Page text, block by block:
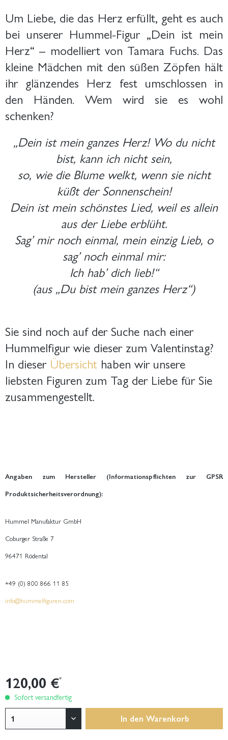
Um Liebe, die das Herz erfüllt, geht es auch
bei unserer Hummel-Figur „Dein ist mein
Herz“ – modelliert von Tamara Fuchs. Das
kleine Mädchen mit den süßen Zöpfen hält
ihr glänzendes Herz fest umschlossen in
den Händen. Wem wird sie es wohl
schenken?
„Dein ist mein ganzes Herz! Wo du nicht
bist, kann ich nicht sein,
so, wie die Blume welkt, wenn sie nicht
küßt der Sonnenschein!
Dein ist mein schönstes Lied, weil es allein
aus der Liebe erblüht.
Sag’ mir noch einmal, mein einzig Lieb, o
sag’ noch einmal mir:
Ich hab’ dich lieb!“
(aus „Du bist mein ganzes Herz“)
Sie sind noch auf der Suche nach einer
Hummelfigur wie dieser zum Valentinstag?
In dieser Übersicht haben wir unsere
liebsten Figuren zum Tag der Liebe für Sie
zusammengestellt.
Angaben zum Hersteller (Informationspflichten zur GPSR
Produktsicherheitsverordnung):
Hummel Manufaktur GmbH
Coburger Straße 7
96471 Rödental
+49 (0) 800 866 11 85
info@hummelfiguren.com
120,00 €*
Sofort versandfertig
In den Warenkorb